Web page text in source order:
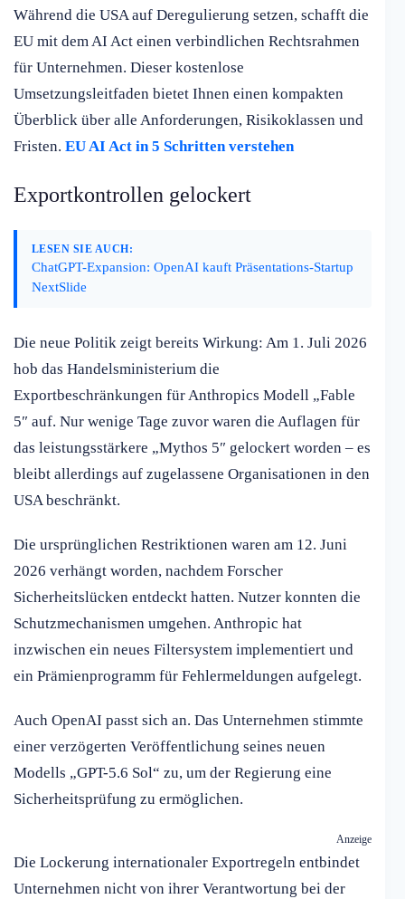
Während die USA auf Deregulierung setzen, schafft die
EU mit dem AI Act einen verbindlichen Rechtsrahmen
für Unternehmen. Dieser kostenlose
Umsetzungsleitfaden bietet Ihnen einen kompakten
Überblick über alle Anforderungen, Risikoklassen und
Fristen. EU AI Act in 5 Schritten verstehen
Exportkontrollen gelockert
LESEN SIE AUCH:
ChatGPT-Expansion: OpenAI kauft Präsentations-Startup
NextSlide
Die neue Politik zeigt bereits Wirkung: Am 1. Juli 2026
hob das Handelsministerium die
Exportbeschränkungen für Anthropics Modell „Fable
5″ auf. Nur wenige Tage zuvor waren die Auflagen für
das leistungsstärkere „Mythos 5″ gelockert worden – es
bleibt allerdings auf zugelassene Organisationen in den
USA beschränkt.
Die ursprünglichen Restriktionen waren am 12. Juni
2026 verhängt worden, nachdem Forscher
Sicherheitslücken entdeckt hatten. Nutzer konnten die
Schutzmechanismen umgehen. Anthropic hat
inzwischen ein neues Filtersystem implementiert und
ein Prämienprogramm für Fehlermeldungen aufgelegt.
Auch OpenAI passt sich an. Das Unternehmen stimmte
einer verzögerten Veröffentlichung seines neuen
Modells „GPT-5.6 Sol“ zu, um der Regierung eine
Sicherheitsprüfung zu ermöglichen.
Anzeige
Die Lockerung internationaler Exportregeln entbindet
Unternehmen nicht von ihrer Verantwortung bei der